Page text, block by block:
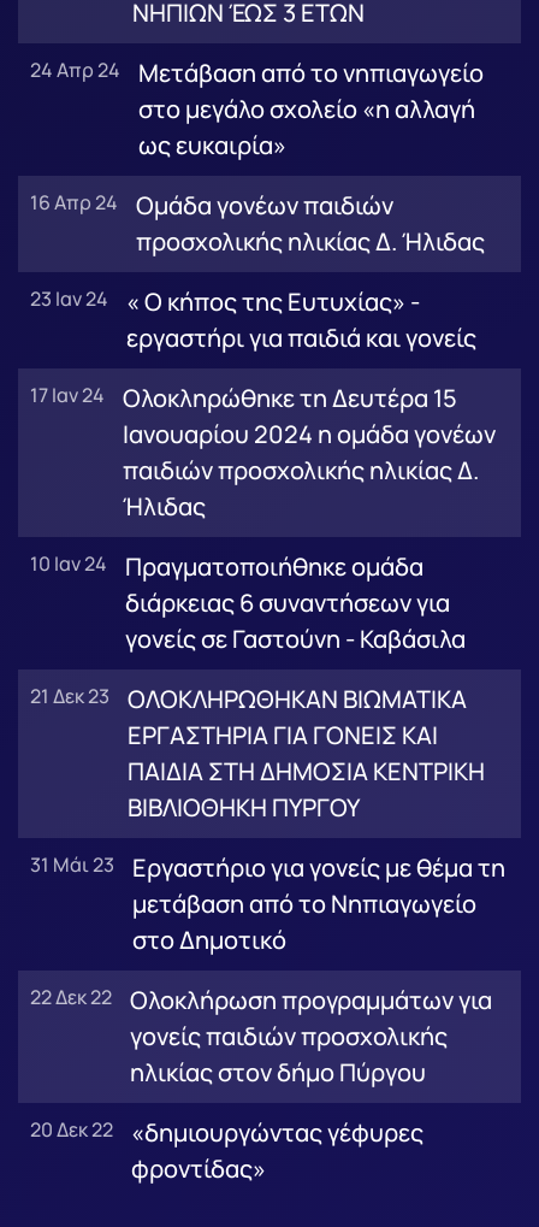
ΝΗΠΙΩΝ ΈΩΣ 3 ΕΤΩΝ
24 Απρ 24
Μετάβαση από το νηπιαγωγείο
στο μεγάλο σχολείο «η αλλαγή
ως ευκαιρία»
16 Απρ 24
Ομάδα γονέων παιδιών
προσχολικής ηλικίας Δ. Ήλιδας
23 Ιαν 24
« Ο κήπος της Ευτυχίας» -
εργαστήρι για παιδιά και γονείς
17 Ιαν 24
Ολοκληρώθηκε τη Δευτέρα 15
Ιανουαρίου 2024 η ομάδα γονέων
παιδιών προσχολικής ηλικίας Δ.
Ήλιδας
10 Ιαν 24
Πραγματοποιήθηκε ομάδα
διάρκειας 6 συναντήσεων για
γονείς σε Γαστούνη - Καβάσιλα
21 Δεκ 23
ΟΛΟΚΛΗΡΩΘΗΚΑΝ ΒΙΩΜΑΤΙΚΑ
ΕΡΓΑΣΤΗΡΙΑ ΓΙΑ ΓΟΝΕΙΣ ΚΑΙ
ΠΑΙΔΙΑ ΣΤΗ ΔΗΜΟΣΙΑ ΚΕΝΤΡΙΚΗ
ΒΙΒΛΙΟΘΗΚΗ ΠΥΡΓΟΥ
31 Μάι 23
Εργαστήριο για γονείς με θέμα τη
μετάβαση από το Νηπιαγωγείο
στο Δημοτικό
22 Δεκ 22
Ολοκλήρωση προγραμμάτων για
γονείς παιδιών προσχολικής
ηλικίας στον δήμο Πύργου
20 Δεκ 22
«δημιουργώντας γέφυρες
φροντίδας»